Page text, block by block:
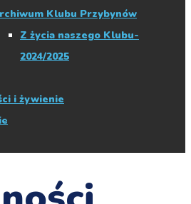
Klubu Przybynów
Z życia naszego Klubu-
2024/2025
i żywienie